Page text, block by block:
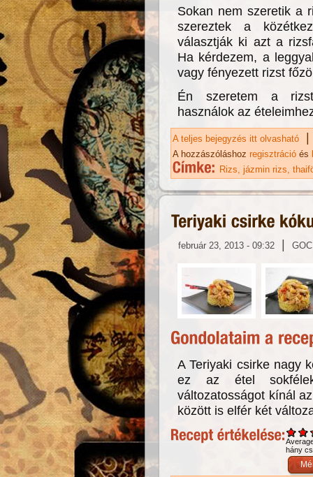
Sokan nem szeretik a
szereztek a
választják ki azt a
Ha kérdezem, a
vagy fényezett rizst
Én szeretem a
használok az
A teljes bejegyzés itt olvasható |
A hozzászóláshoz regisztráció és
Rizs
jázmin rizs
február 23, 2013 - 09:32 |
A Teriyaki csirke nagy
ez az étel
változatosságot kínál
között is elfér két
hány